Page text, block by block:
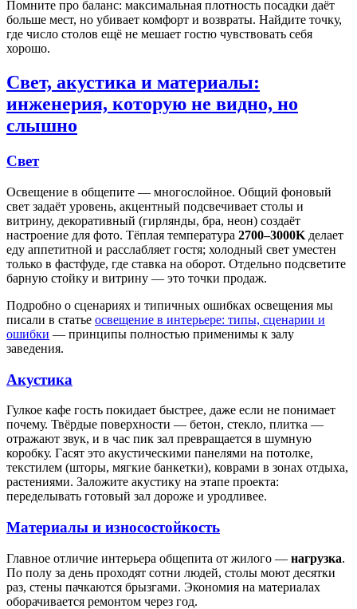
Помните про баланс: максимальная плотность посадки даёт
больше мест, но убивает комфорт и возвраты. Найдите точку,
где число столов ещё не мешает гостю чувствовать себя
хорошо.
Свет, акустика и материалы:
инженерия, которую не видно, но
слышно
Свет
Освещение в общепите — многослойное. Общий фоновый
свет задаёт уровень, акцентный подсвечивает столы и
витрину, декоративный (гирлянды, бра, неон) создаёт
настроение для фото. Тёплая температура 2700–3000K делает
еду аппетитной и расслабляет гостя; холодный свет уместен
только в фастфуде, где ставка на оборот. Отдельно подсветите
барную стойку и витрину — это точки продаж.
Подробно о сценариях и типичных ошибках освещения мы
писали в статье освещение в интерьере: типы, сценарии и
ошибки — принципы полностью применимы к залу
заведения.
Акустика
Гулкое кафе гость покидает быстрее, даже если не понимает
почему. Твёрдые поверхности — бетон, стекло, плитка —
отражают звук, и в час пик зал превращается в шумную
коробку. Гасят это акустическими панелями на потолке,
текстилем (шторы, мягкие банкетки), коврами в зонах отдыха,
растениями. Заложите акустику на этапе проекта:
переделывать готовый зал дороже и уродливее.
Материалы и износостойкость
Главное отличие интерьера общепита от жилого — нагрузка.
По полу за день проходят сотни людей, столы моют десятки
раз, стены пачкаются брызгами. Экономия на материалах
оборачивается ремонтом через год.